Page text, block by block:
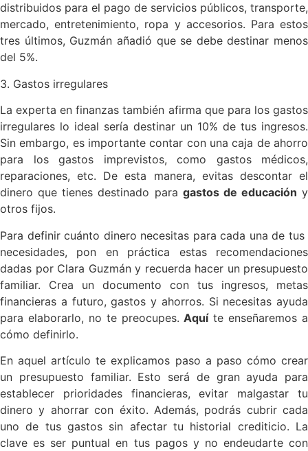
distribuidos para el pago de servicios públicos, transporte,
mercado, entretenimiento, ropa y accesorios. Para estos
tres últimos, Guzmán añadió que se debe destinar menos
del 5%.
3. Gastos irregulares
La experta en finanzas también afirma que para los gastos
irregulares lo ideal sería destinar un 10% de tus ingresos.
Sin embargo, es importante contar con una caja de ahorro
para los gastos imprevistos, como gastos médicos,
reparaciones, etc. De esta manera, evitas descontar el
dinero que tienes destinado para gastos de educación y
otros fijos.
Para definir cuánto dinero necesitas para cada una de tus
necesidades, pon en práctica estas recomendaciones
dadas por Clara Guzmán y recuerda hacer un presupuesto
familiar. Crea un documento con tus ingresos, metas
financieras a futuro, gastos y ahorros. Si necesitas ayuda
para elaborarlo, no te preocupes.Aquíte enseñaremos a
cómo definirlo.
En aquel artículo te explicamos paso a paso cómo crear
un presupuesto familiar. Esto será de gran ayuda para
establecer prioridades financieras, evitar malgastar tu
dinero y ahorrar con éxito. Además, podrás cubrir cada
uno de tus gastos sin afectar tu historial crediticio. La
clave es ser puntual en tus pagos y no endeudarte con